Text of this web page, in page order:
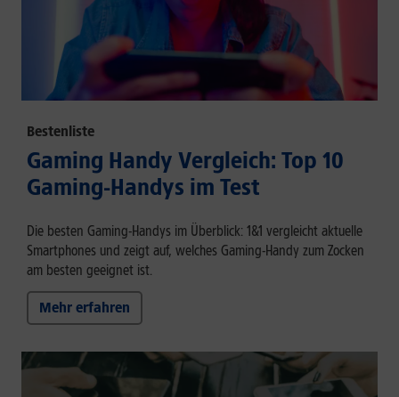
Bestenliste
Gaming Handy Vergleich: Top 10
Gaming-Handys im Test
Die besten Gaming-Handys im Überblick: 1&1 vergleicht aktuelle
Smartphones und zeigt auf, welches Gaming-Handy zum Zocken
am besten geeignet ist.
Mehr erfahren